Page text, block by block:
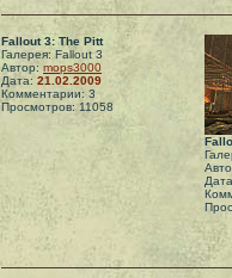
Fallout 3: The Pitt
Галерея: Fallout 3
Автор: mops3000
Дата: 21.02.2009
Комментарии: 3
Просмотров: 11058